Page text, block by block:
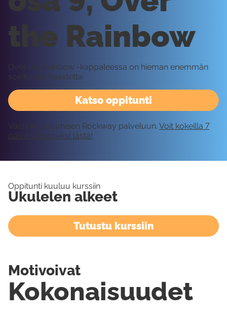
Katso oppitunti
the Rainbow
Over the Rainbow -kappaleessa on hieman enemmän
sointuja ja haastetta.
Vaatii kirjautumisen Rockway palveluun. Voit kokeilla 7
päivää ilmaiseksi tästä!
Oppitunti kuuluu kurssiin
Ukulelen alkeet
Tutustu kurssiin
Kokonaisuudet
Motivoivat